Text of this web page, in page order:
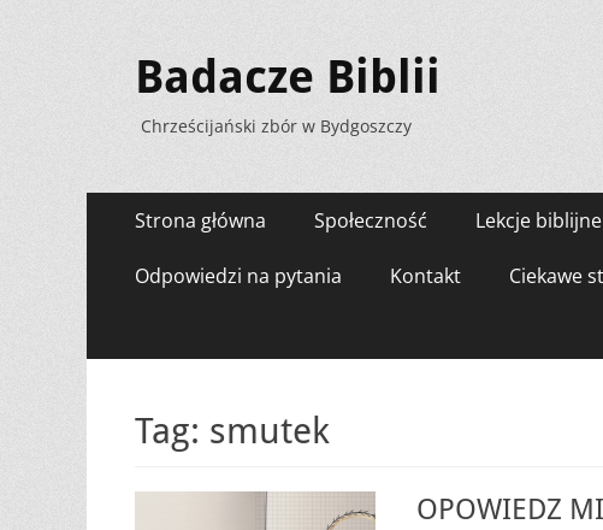
Badacze Biblii
Chrześcijański zbór w Bydgoszczy
Menu
zawartości
Strona główna Społeczność Lekcje biblijne
Odpowiedzi na pytania Kontakt Ciekawe
Tag: smutek
OPOWIEDZ